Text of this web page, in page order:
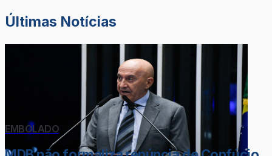
Últimas Notícias
EMBOLADO